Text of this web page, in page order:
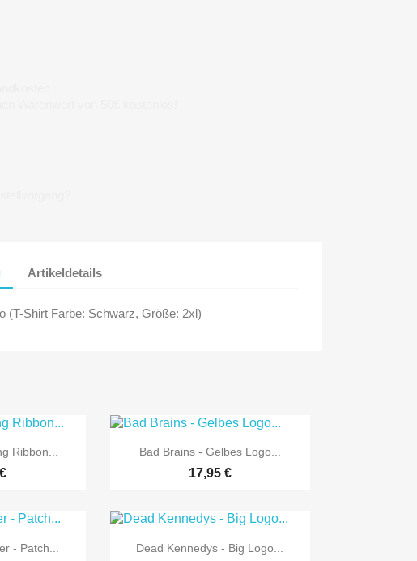
Artikeldetails
(T-Shirt Farbe: Schwarz, Größe: 2xl)
Ribbon...  Vorschau
Bad Brains - Gelbes Logo...
17,95 €
- Patch...  Vorschau
Dead Kennedys - Big Logo...